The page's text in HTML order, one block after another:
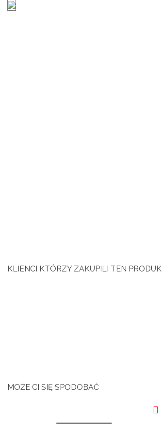
KLIENCI KTÓRZY ZAKUPILI TEN
MOŻE CI SIĘ SPODOBAĆ